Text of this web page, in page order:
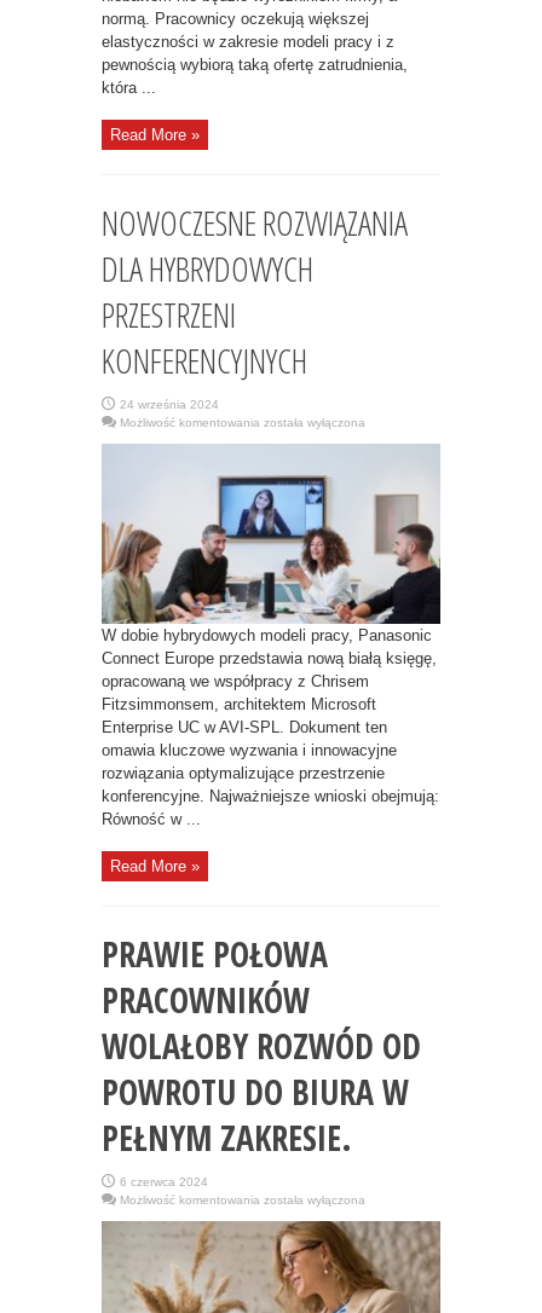
normą. Pracownicy oczekują większej
elastyczności w zakresie modeli pracy i z
pewnością wybiorą taką ofertę zatrudnienia,
która ...
Read More »
NOWOCZESNE ROZWIĄZANIA
DLA HYBRYDOWYCH
PRZESTRZENI
KONFERENCYJNYCH
24 września 2024
Możliwość komentowania NOWOCZESNE
DLA
PRZESTRZENI
KONFERENCYJNYCH
została wyłączona
W dobie hybrydowych modeli pracy, Panasonic
Connect Europe przedstawia nową białą księgę,
opracowaną we współpracy z Chrisem
Fitzsimmonsem, architektem Microsoft
Enterprise UC w AVI-SPL. Dokument ten
omawia kluczowe wyzwania i innowacyjne
rozwiązania optymalizujące przestrzenie
konferencyjne. Najważniejsze wnioski obejmują:
Równość w ...
Read More »
PRAWIE POŁOWA
PRACOWNIKÓW
WOLAŁOBY ROZWÓD OD
POWROTU DO BIURA W
PEŁNYM ZAKRESIE.
6 czerwca 2024
Możliwość komentowania PRAWIE
PRACOWNIKÓW
WOLAŁOBY
ROZWÓD
POWROTU
DO
BIURA
została wyłączona